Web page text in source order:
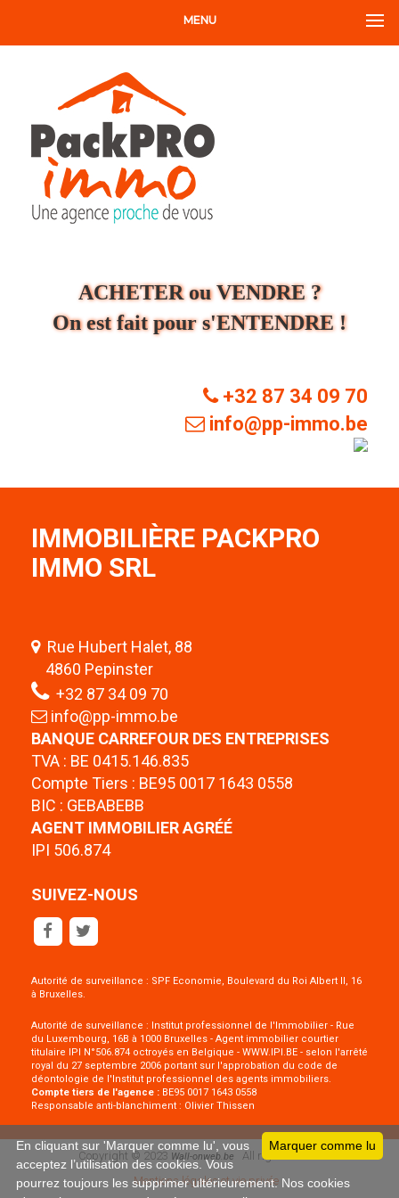
MENU
ACHETER ou VENDRE ?
On est fait pour s'ENTENDRE !
+32 87 34 09 70
info@pp-immo.be
IMMOBILIÈRE PACKPRO
IMMO SRL
Rue Hubert Halet, 88
4860 Pepinster
+32 87 34 09 70
info@pp-immo.be
BANQUE CARREFOUR DES ENTREPRISES
TVA : BE 0415.146.835
Compte Tiers : BE95 0017 1643 0558
BIC : GEBABEBB
AGENT IMMOBILIER AGRÉÉ
IPI 506.874
SUIVEZ-NOUS
Autorité de surveillance : SPF Economie, Boulevard du Roi Albert II, 16
à Bruxelles.
Autorité de surveillance : Institut professionnel de l'Immobilier - Rue
du Luxembourg, 16B à 1000 Bruxelles - Agent immobilier courtier
titulaire IPI N°506.874 octroyés en Belgique - WWW.IPI.BE - selon l'arrêté
royal du 27 septembre 2006 portant sur l'approbation du code de
déontologie de l'Institut professionnel des agents immobiliers.
Compte tiers de l'agence : BE95 0017 1643 0558
Responsable anti-blanchiment : Olivier Thissen
Copyright © 2023 Wall-onweb.be
All rights reserved
Mentions légales et vie privée
Marquer comme lu
En cliquant sur 'Marquer comme lu', vous
acceptez l’utilisation des cookies. Vous
pourrez toujours les supprimer ultérieurement. Nos cookies